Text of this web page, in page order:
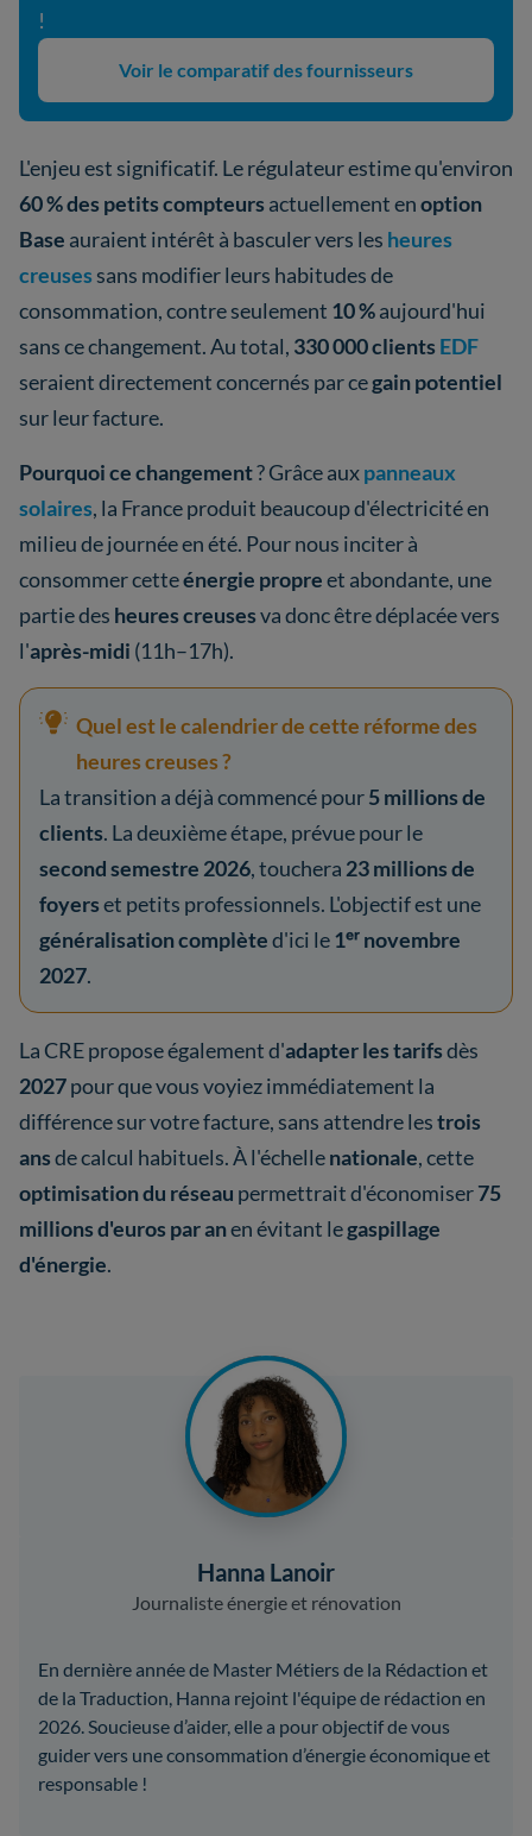
!
Voir le comparatif des fournisseurs
L'enjeu est significatif. Le régulateur estime qu'environ
60 % des petits compteurs actuellement enoption
Base auraient intérêt à basculer vers les heures
creuses sans modifier leurs habitudes de
consommation, contre seulement 10 %aujourd'hui
sans ce changement. Au total, 330 000 clients EDF
seraient directement concernés par cegain potentiel
sur leur facture.
Pourquoi ce changement? Grâce auxpanneaux
solaires, la France produit beaucoup d'électricité en
milieu de journée en été. Pour nous inciter à
consommer cetteénergie propreet abondante, une
partie des heures creusesva donc être déplacée vers
l'après-midi (11h–17h).
Quel est le calendrier de cette réforme des
heures creuses ?
La transition a déjà commencé pour5 millions de
clients. La deuxième étape, prévue pour le
second semestre 2026, touchera 23 millions de
foyerset petits professionnels. L'objectif est une
généralisation complèted'ici le1ᵉʳ novembre
2027.
La CRE propose également d'adapter les tarifsdès
2027pour que vous voyiez immédiatement la
différence sur votre facture, sans attendre lestrois
ansde calcul habituels. À l'échellenationale, cette
optimisation du réseau permettrait d'économiser75
millions d'euros par anen évitant legaspillage
d'énergie.
Hanna Lanoir
Journaliste énergie et rénovation
En dernière année de Master Métiers de la Rédaction et
de la Traduction, Hanna rejoint l'équipe de rédaction en
2026. Soucieuse d’aider, elle a pour objectif de vous
guider vers une consommation d’énergie économique et
responsable !